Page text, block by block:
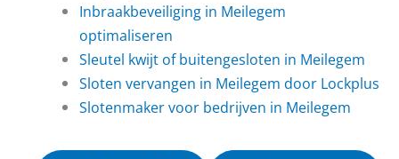
Inbraakbeveiliging in Meilegem
optimaliseren
Sleutel kwijt of buitengesloten in Meilegem
Sloten vervangen in Meilegem door Lockplus
Slotenmaker voor bedrijven in Meilegem